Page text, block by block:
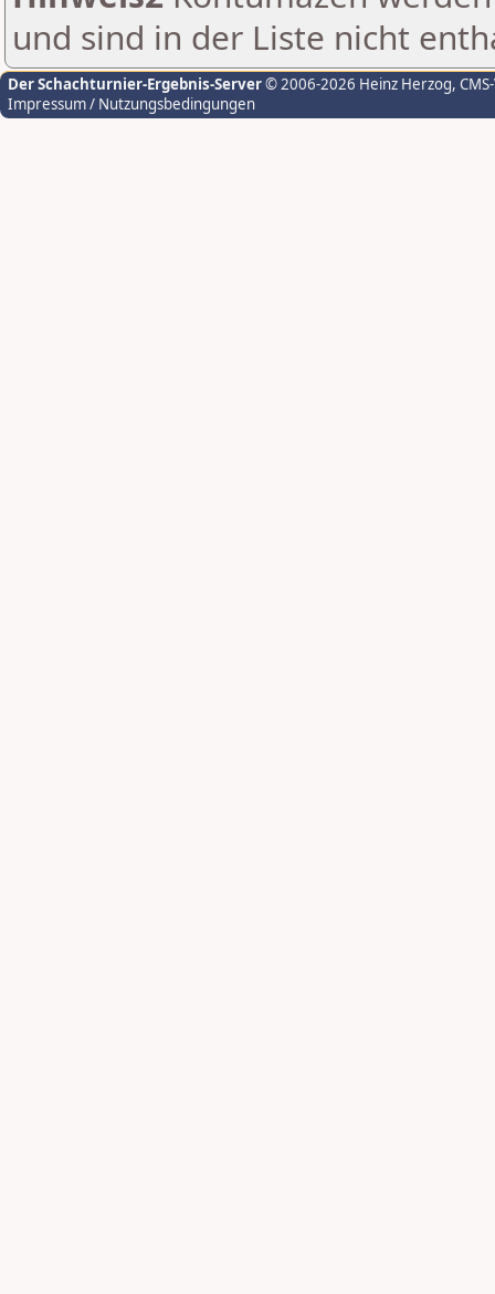
und sind in der Liste nicht
Der Schachturnier-Ergebnis-Server© 2006-2026 Heinz Herzog,
Impressum / Nutzungsbedingungen